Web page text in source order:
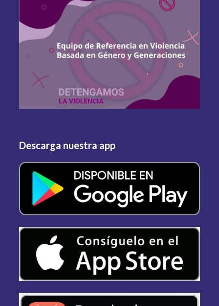
Descarga nuestra app